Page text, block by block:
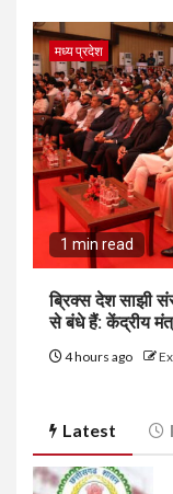
मध्य प्रदेश
1 min read
ब्रिक्स देश साझी
से बंधे हैं: केंद्रीय
4 hours ago
Latest